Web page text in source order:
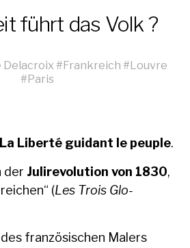
führt das Volk ?
Delacroix#Frankreich #Louvre
#Paris
La Lib­erté guidant le peu­ple.
der Julirev­o­lu­tion von 1830,
(Les Trois Glo­
des franzö­sis­chen Malers